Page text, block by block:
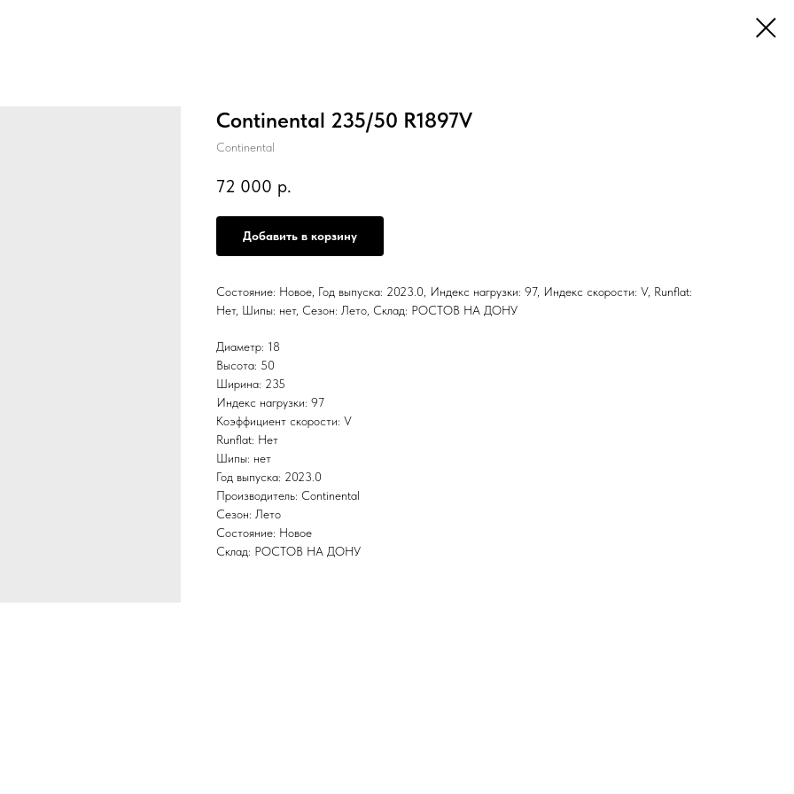
Continental 235/50 R1897V
Continental
72 000 р.
Добавить в корзину
Состояние: Новое, Год выпуска: 2023.0, Индекс нагрузки: 97, Индекс скорости: V, Runflat:
Нет, Шипы: нет, Сезон: Лето, Склад: РОСТОВ НА ДОНУ
Диаметр: 18
Высота: 50
Ширина: 235
Индекс нагрузки: 97
Коэффициент скорости: V
Runflat: Нет
Шипы: нет
Год выпуска: 2023.0
Производитель: Continental
Сезон: Лето
Состояние: Новое
Склад: РОСТОВ НА ДОНУ